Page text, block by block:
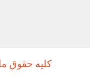
کلیه حقوق